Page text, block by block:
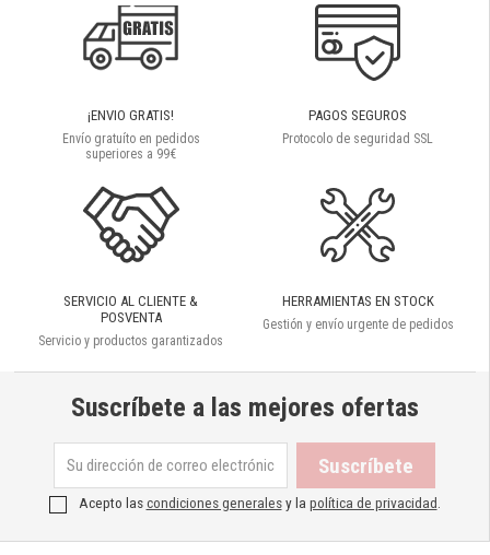
¡ENVIO GRATIS!
Envío gratuíto en pedidos
superiores a 99€
PAGOS SEGUROS
Protocolo de seguridad SSL
SERVICIO AL CLIENTE &
POSVENTA
Servicio y productos garantizados
HERRAMIENTAS EN STOCK
Gestión y envío urgente de pedidos
Suscríbete a las mejores ofertas
Acepto lascondiciones generalesy la política de privacidad.